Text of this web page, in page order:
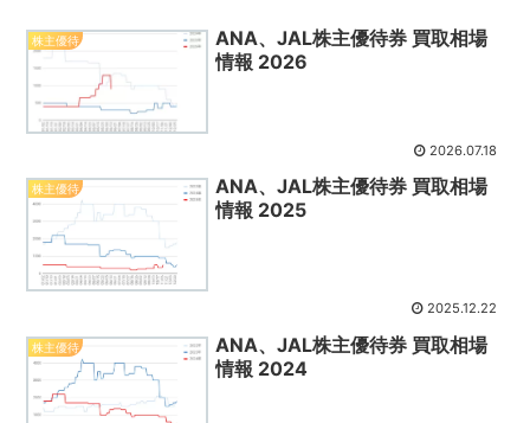
株主優待
ANA、JAL株主優待券 買取相場
情報 2026
2026.07.18
株主優待
ANA、JAL株主優待券 買取相場
情報 2025
2025.12.22
株主優待
ANA、JAL株主優待券 買取相場
情報 2024